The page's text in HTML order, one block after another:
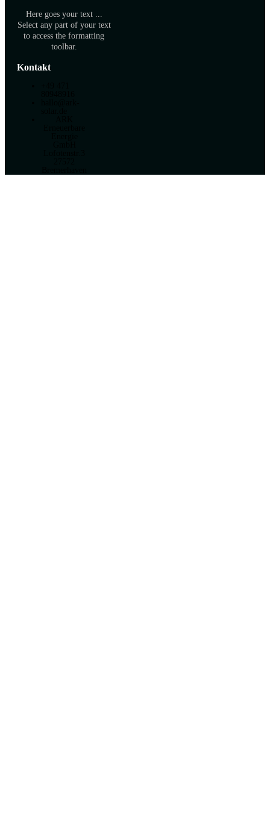
Here goes your text ...
Select any part of your text
to access the formatting
toolbar.
Kontakt